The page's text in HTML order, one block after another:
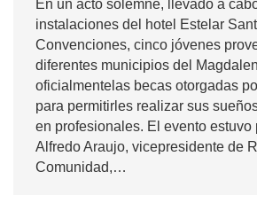
En un acto solemne, llevado a
instalaciones del hotel Estelar
Convenciones, cinco jóvenes
diferentes municipios del
oficialmentelas becas otorgadas
para permitirles realizar sus
en profesionales. El evento estuvo
Alfredo Araujo, vicepresidente de
Comunidad,…